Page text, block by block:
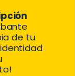
de tu